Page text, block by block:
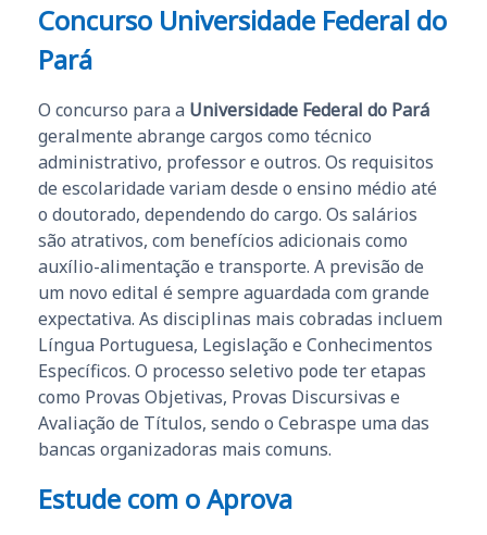
Concurso Universidade Federal do
Pará
O concurso para a Universidade Federal do Pará
geralmente abrange cargos como técnico
administrativo, professor e outros. Os requisitos
de escolaridade variam desde o ensino médio até
o doutorado, dependendo do cargo. Os salários
são atrativos, com benefícios adicionais como
auxílio-alimentação e transporte. A previsão de
um novo edital é sempre aguardada com grande
expectativa. As disciplinas mais cobradas incluem
Língua Portuguesa, Legislação e Conhecimentos
Específicos. O processo seletivo pode ter etapas
como Provas Objetivas, Provas Discursivas e
Avaliação de Títulos, sendo o Cebraspe uma das
bancas organizadoras mais comuns.
Estude com o Aprova